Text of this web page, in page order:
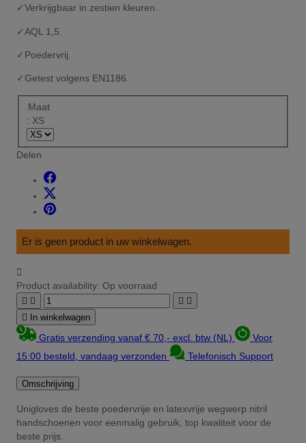
✓Verkrijgbaar in zestien kleuren.
✓AQL 1,5.
✓ Poedervrij.
✓ Getest volgens EN1186.
Maat
: XS
Delen
Er is geen product in uw winkelwagen.

Product availability: Op voorraad
   

In winkelwagen
Gratis verzending vanaf € 70,- excl. btw (NL)
Voor
15:00 besteld, vandaag verzonden
Telefonisch Support
Omschrijving
Unigloves de beste poedervrije en latexvrije wegwerp nitril
handschoenen voor eenmalig gebruik, top kwaliteit voor de
beste prijs.